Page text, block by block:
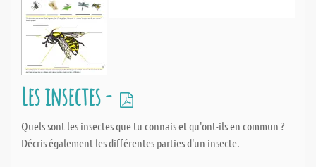
Les insectes -
Quels sont les insectes que tu connais et qu'ont-ils en commun ?
Décris également les différentes parties d'un insecte.